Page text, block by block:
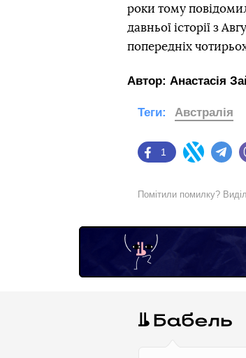
роки тому
давньої історії з
попередніх
Автор: Анастасія
Facebook
1
Twitter
Теги: Австралія
Помітили помилку?